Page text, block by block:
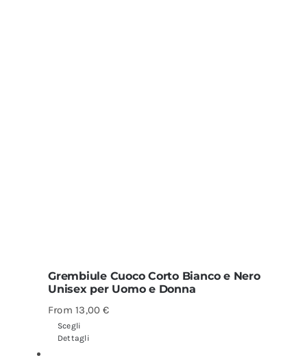
Grembiule Cuoco Corto Bianco e Nero
Unisex per Uomo e Donna
From13,00€
Scegli
Dettagli